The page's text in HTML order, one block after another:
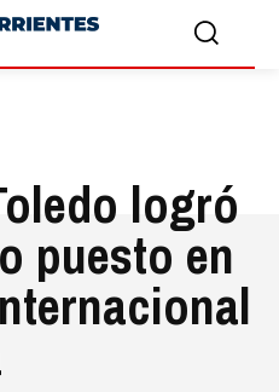
logró
puesto en